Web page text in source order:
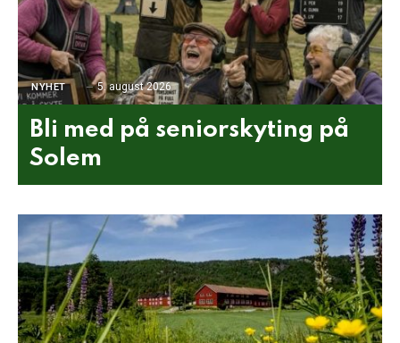
NYHET 5. august 2026
Bli med på seniorskyting på
Solem